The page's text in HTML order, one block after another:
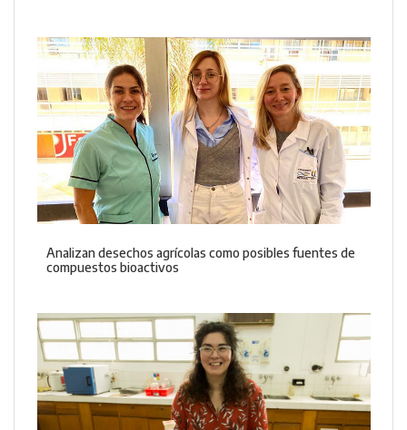
Analizan desechos agrícolas como posibles fuentes de
compuestos bioactivos